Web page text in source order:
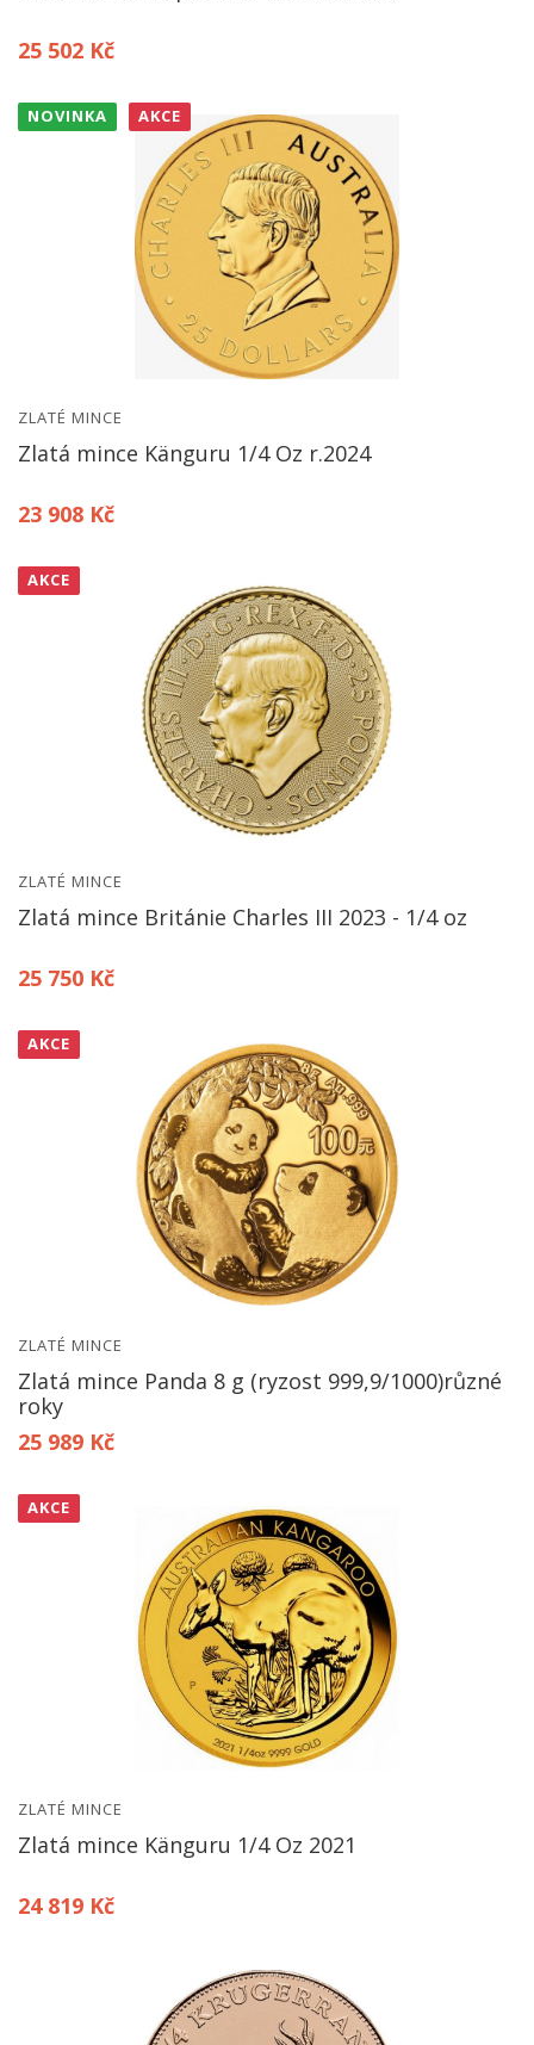
25 502 Kč
NOVINKA AKCE
ZLATÉ MINCE
Zlatá mince Känguru 1/4 Oz r.2024
23 908 Kč
AKCE
ZLATÉ MINCE
Zlatá mince Británie Charles III 2023 - 1/4 oz
25 750 Kč
AKCE
ZLATÉ MINCE
Zlatá mince Panda 8 g (ryzost 999,9/1000)různé
roky
25 989 Kč
AKCE
ZLATÉ MINCE
Zlatá mince Känguru 1/4 Oz 2021
24 819 Kč